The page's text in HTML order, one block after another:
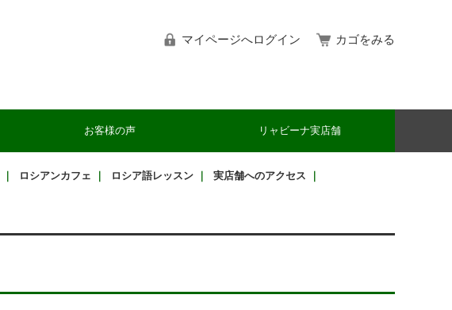
マイページへログイン カゴをみる
お客様の声 リャビーナ実店舗
ロシアンカフェ ロシア語レッスン 実店舗へのアクセス